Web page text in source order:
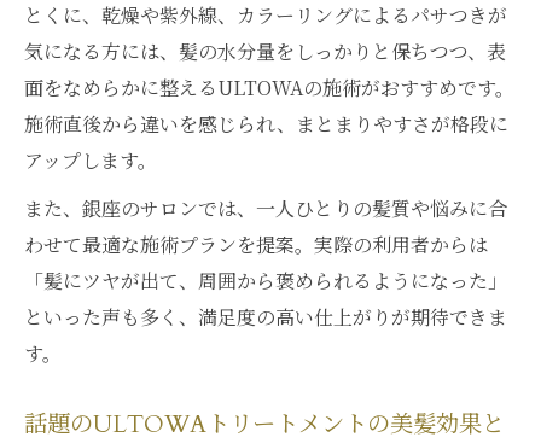
とくに、乾燥や紫外線、カラーリングによるパサつきが
気になる方には、髪の水分量をしっかりと保ちつつ、表
面をなめらかに整えるULTOWAの施術がおすすめです。
施術直後から違いを感じられ、まとまりやすさが格段に
アップします。
また、銀座のサロンでは、一人ひとりの髪質や悩みに合
わせて最適な施術プランを提案。実際の利用者からは
「髪にツヤが出て、周囲から褒められるようになった」
といった声も多く、満足度の高い仕上がりが期待できま
す。
話題のULTOWAトリートメントの美髪効果と